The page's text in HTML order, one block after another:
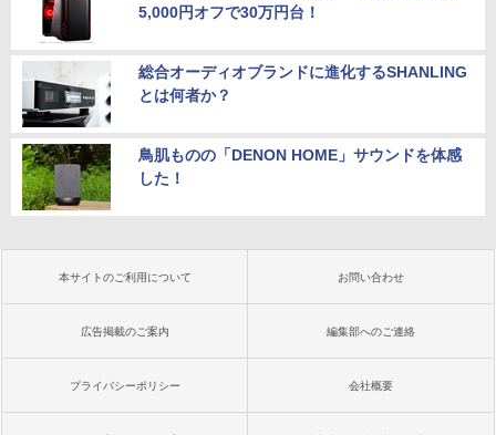
5,000円オフで30万円台！
総合オーディオブランドに進化するSHANLING
とは何者か？
鳥肌ものの「DENON HOME」サウンドを体感
した！
本サイトのご利用について お問い合わせ
広告掲載のご案内 編集部へのご連絡
プライバシーポリシー 会社概要